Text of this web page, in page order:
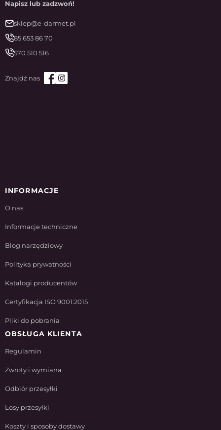
Napisz lub zadzwoń!
sklep@e-darmet.pl
85 653 86 70
570 510 516
INFORMACJE
O nas
Informacje techniczne
Blog narzędziowy
Polityka prywatności
Katalogi producentów
Certyfikacja ISO 9001:2015
Pliki do pobrania
OBSŁUGA KLIENTA
Regulamin
Zwroty i wymiana
Odbiór przesyłki
Losy przesyłki
Koszty i sposoby dostawy